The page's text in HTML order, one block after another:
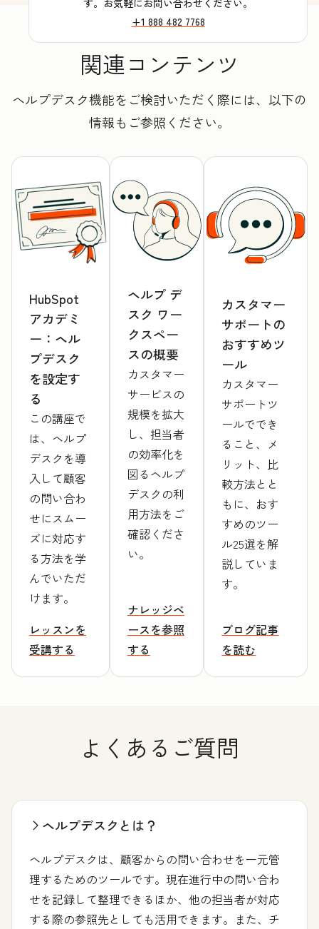
+1 888 482 7768
関連コンテンツ
ヘルプデスク機能をご検討いただく際には、以下の
情報もご参照ください。
HubSpot
アカデミ
ー：ヘル
プデスク
を設定す
る
この講座で
は、ヘルプ
デスクを導
入して顧客
の問い合わ
せにスムー
ズに対応す
る方法を学
んでいただ
けます。
レッスンを
受講する
ヘルプ デ
スク ワー
クスペー
スの概要
カスタマー
サービスの
規模を拡大
し、担当者
の効率化を
図るヘルプ
デスクの利
用方法をご
確認くださ
い。
ナレッジベ
ースを参照
する
カスタマー
サポートの
おすすめツ
ール
カスタマー
サポートツ
ールででき
ること、メ
リット、比
較方法とと
もに、おす
すめのツー
ル25選を解
説していま
す。
ブログ記事
を読む
よくあるご質問
ヘルプデスクとは？
ヘルプデスクは、顧客からの問い合わせを一元管
理するためのツールです。現在進行中の問い合わ
せを記録して整理できるほか、他の担当者が対応
する際の参照先としても活用できます。また、チ